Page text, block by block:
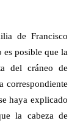
de Francisco
es posible que la
del cráneo de
correspondiente
haya explicado
la cabeza de